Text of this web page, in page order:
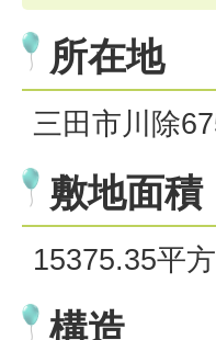
所在地
三田市川除
敷地面積
15375.35平
構造